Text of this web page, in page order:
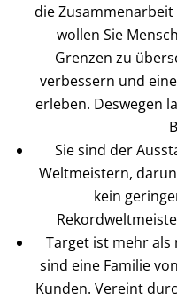
die
wollen Sie
Grenzen zu
verbessern und
erleben. Deswegen
Sie sind der
Weltmeistern,
kein
Target ist mehr als
sind eine Familie
Kunden. Vereint